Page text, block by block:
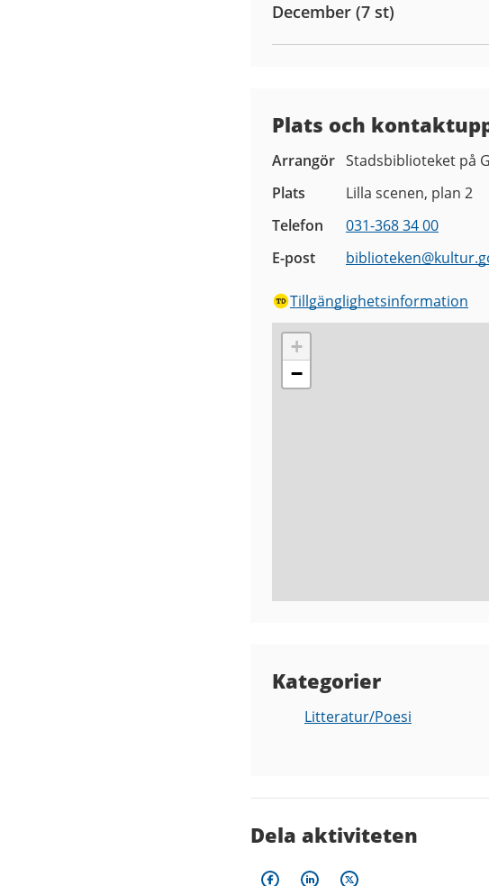
December (7 st)
Plats och
Arrangör Stadsbiblioteket på
Plats
Lilla scenen, plan 2
Telefon
031-368 34 00
E-post
biblioteken@
Tillgänglighetsinformation
+
−
Kategorier
Litteratur/Poesi
Dela aktiviteten